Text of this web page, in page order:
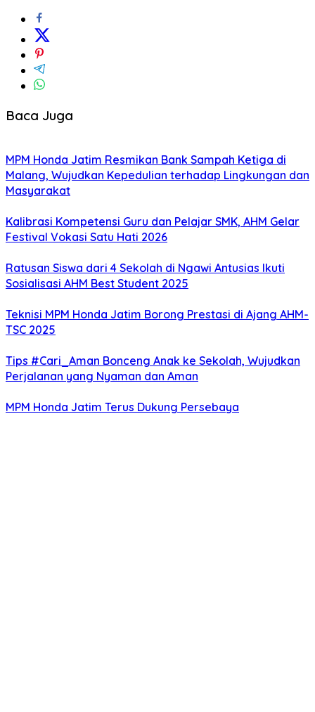
Baca Juga
MPM Honda Jatim Resmikan Bank Sampah Ketiga di
Malang, Wujudkan Kepedulian terhadap Lingkungan dan
Masyarakat
Kalibrasi Kompetensi Guru dan Pelajar SMK, AHM Gelar
Festival Vokasi Satu Hati 2026
Ratusan Siswa dari 4 Sekolah di Ngawi Antusias Ikuti
Sosialisasi AHM Best Student 2025
Teknisi MPM Honda Jatim Borong Prestasi di Ajang AHM-
TSC 2025
Tips #Cari_Aman Bonceng Anak ke Sekolah, Wujudkan
Perjalanan yang Nyaman dan Aman
MPM Honda Jatim Terus Dukung Persebaya